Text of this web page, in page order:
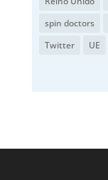
spin doctors
Twitter
UE